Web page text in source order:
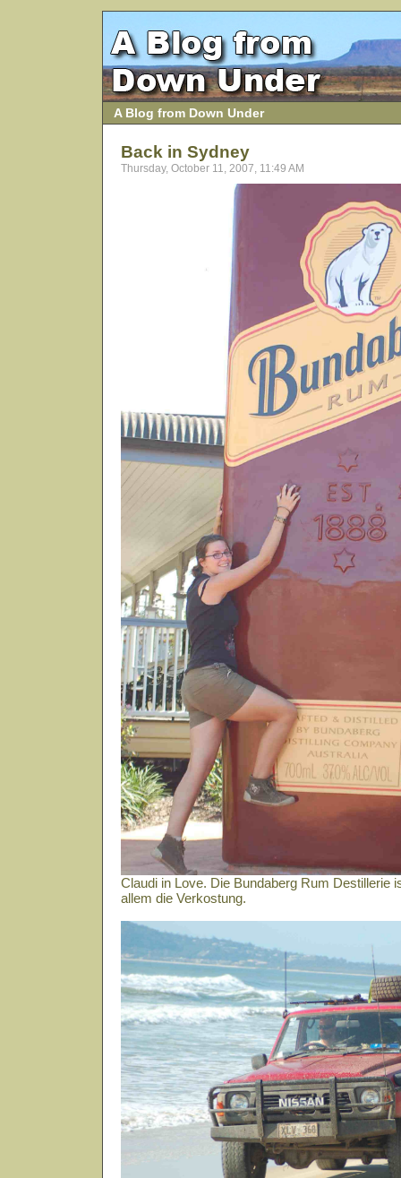
A Blog from Down Under
Back in Sydney
Thursday, October 11, 2007, 11:49 AM
Claudi in Love. Die Bundaberg Rum Destillerie
allem die Verkostung.